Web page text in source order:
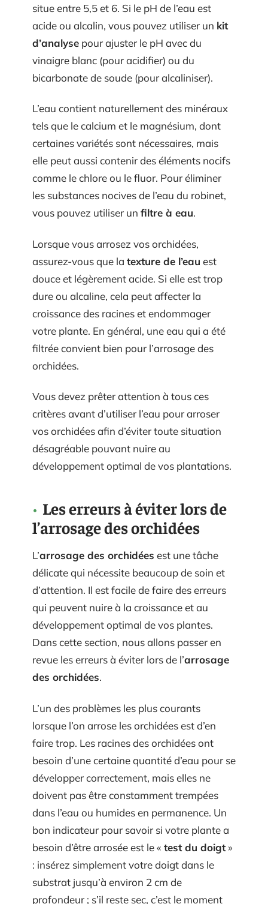
situe entre 5,5 et 6. Si le pH de l’eau est
acide ou alcalin, vous pouvez utiliser un kit
d’analyse pour ajuster le pH avec du
vinaigre blanc (pour acidifier) ou du
bicarbonate de soude (pour alcaliniser).
L’eau contient naturellement des minéraux
tels que le calcium et le magnésium, dont
certaines variétés sont nécessaires, mais
elle peut aussi contenir des éléments nocifs
comme le chlore ou le fluor. Pour éliminer
les substances nocives de l’eau du robinet,
vous pouvez utiliser un filtre à eau.
Lorsque vous arrosez vos orchidées,
assurez-vous que la texture de l’eau est
douce et légèrement acide. Si elle est trop
dure ou alcaline, cela peut affecter la
croissance des racines et endommager
votre plante. En général, une eau qui a été
filtrée convient bien pour l’arrosage des
orchidées.
Vous devez prêter attention à tous ces
critères avant d’utiliser l’eau pour arroser
vos orchidées afin d’éviter toute situation
désagréable pouvant nuire au
développement optimal de vos plantations.
Les erreurs à éviter lors de
l’arrosage des orchidées
L’arrosage des orchidées est une tâche
délicate qui nécessite beaucoup de soin et
d’attention. Il est facile de faire des erreurs
qui peuvent nuire à la croissance et au
développement optimal de vos plantes.
Dans cette section, nous allons passer en
revue les erreurs à éviter lors de l’arrosage
des orchidées.
L’un des problèmes les plus courants
lorsque l’on arrose les orchidées est d’en
faire trop. Les racines des orchidées ont
besoin d’une certaine quantité d’eau pour se
développer correctement, mais elles ne
doivent pas être constamment trempées
dans l’eau ou humides en permanence. Un
bon indicateur pour savoir si votre plante a
besoin d’être arrosée est le « test du doigt»
: insérez simplement votre doigt dans le
substrat jusqu’à environ 2 cm de
profondeur ; s’il reste sec, c’est le moment